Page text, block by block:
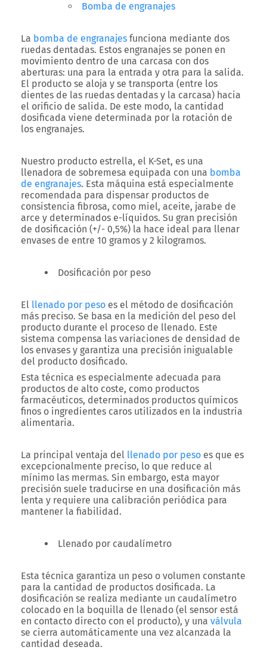
Bomba de engranajes
La bomba de engranajes funciona mediante dos
ruedas dentadas. Estos engranajes se ponen en
movimiento dentro de una carcasa con dos
aberturas: una para la entrada y otra para la salida.
El producto se aloja y se transporta (entre los
dientes de las ruedas dentadas y la carcasa) hacia
el orificio de salida. De este modo, la cantidad
dosificada viene determinada por la rotación de
los engranajes.
Nuestro producto estrella, el K-Set, es una
llenadora de sobremesa equipada con una bomba
de engranajes. Esta máquina está especialmente
recomendada para dispensar productos de
consistencia fibrosa, como miel, aceite, jarabe de
arce y determinados e-líquidos. Su gran precisión
de dosificación (+/- 0,5%) la hace ideal para llenar
envases de entre 10 gramos y 2 kilogramos.
Dosificación por peso
El llenado por peso es el método de dosificación
más preciso. Se basa en la medición del peso del
producto durante el proceso de llenado. Este
sistema compensa las variaciones de densidad de
los envases y garantiza una precisión inigualable
del producto dosificado.
Esta técnica es especialmente adecuada para
productos de alto coste, como productos
farmacéuticos, determinados productos químicos
finos o ingredientes caros utilizados en la industria
alimentaria.
La principal ventaja del llenado por peso es que es
excepcionalmente preciso, lo que reduce al
mínimo las mermas. Sin embargo, esta mayor
precisión suele traducirse en una dosificación más
lenta y requiere una calibración periódica para
mantener la fiabilidad.
Llenado por caudalímetro
Esta técnica garantiza un peso o volumen constante
para la cantidad de productos dosificada. La
dosificación se realiza mediante un caudalímetro
colocado en la boquilla de llenado (el sensor está
en contacto directo con el producto), y una válvula
se cierra automáticamente una vez alcanzada la
cantidad deseada.